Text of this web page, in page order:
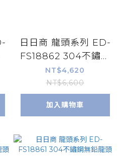
日日商 龍頭系列 ED-
FS18862 304不鏽鋼
無鉛龍頭
NT$4,620
NT$6,600
加入購物車